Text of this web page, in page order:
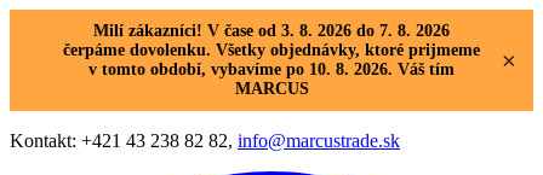
Milí zákazníci! V čase od 3. 8. 2026 do 7. 8. 2026
čerpáme dovolenku. Všetky objednávky, ktoré prijmeme
v tomto období, vybavíme po 10. 8. 2026. Váš tím
MARCUS
×
Kontakt: +421 43 238 82 82, info@marcustrade.sk